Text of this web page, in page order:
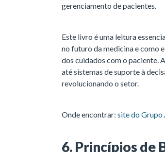
gerenciamento de pacientes.
Este livro é uma leitura
no futuro da medicina e como
dos cuidados com o paciente.
até sistemas de suporte à
revolucionando o setor.
Onde encontrar: site do Grupo
6. Princípios de